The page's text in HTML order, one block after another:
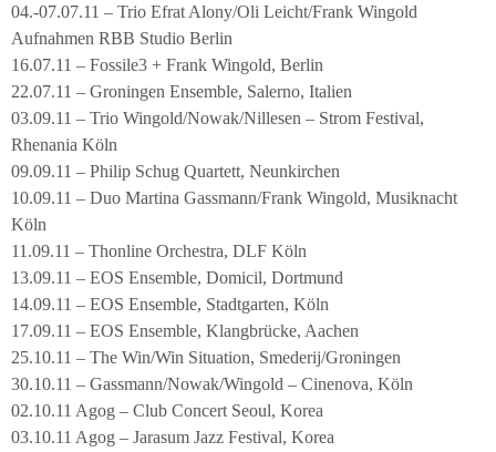
04.-07.07.11 – Trio Efrat Alony/Oli Leicht/Frank Wingold
Aufnahmen RBB Studio Berlin
16.07.11 – Fossile3 + Frank Wingold, Berlin
22.07.11 – Groningen Ensemble, Salerno, Italien
03.09.11 – Trio Wingold/Nowak/Nillesen – Strom Festival,
Rhenania Köln
09.09.11 – Philip Schug Quartett, Neunkirchen
10.09.11 – Duo Martina Gassmann/Frank Wingold, Musiknacht
Köln
11.09.11 – Thonline Orchestra, DLF Köln
13.09.11 – EOS Ensemble, Domicil, Dortmund
14.09.11 – EOS Ensemble, Stadtgarten, Köln
17.09.11 – EOS Ensemble, Klangbrücke, Aachen
25.10.11 – The Win/Win Situation, Smederij/Groningen
30.10.11 – Gassmann/Nowak/Wingold – Cinenova, Köln
02.10.11 Agog – Club Concert Seoul, Korea
03.10.11 Agog – Jarasum Jazz Festival, Korea